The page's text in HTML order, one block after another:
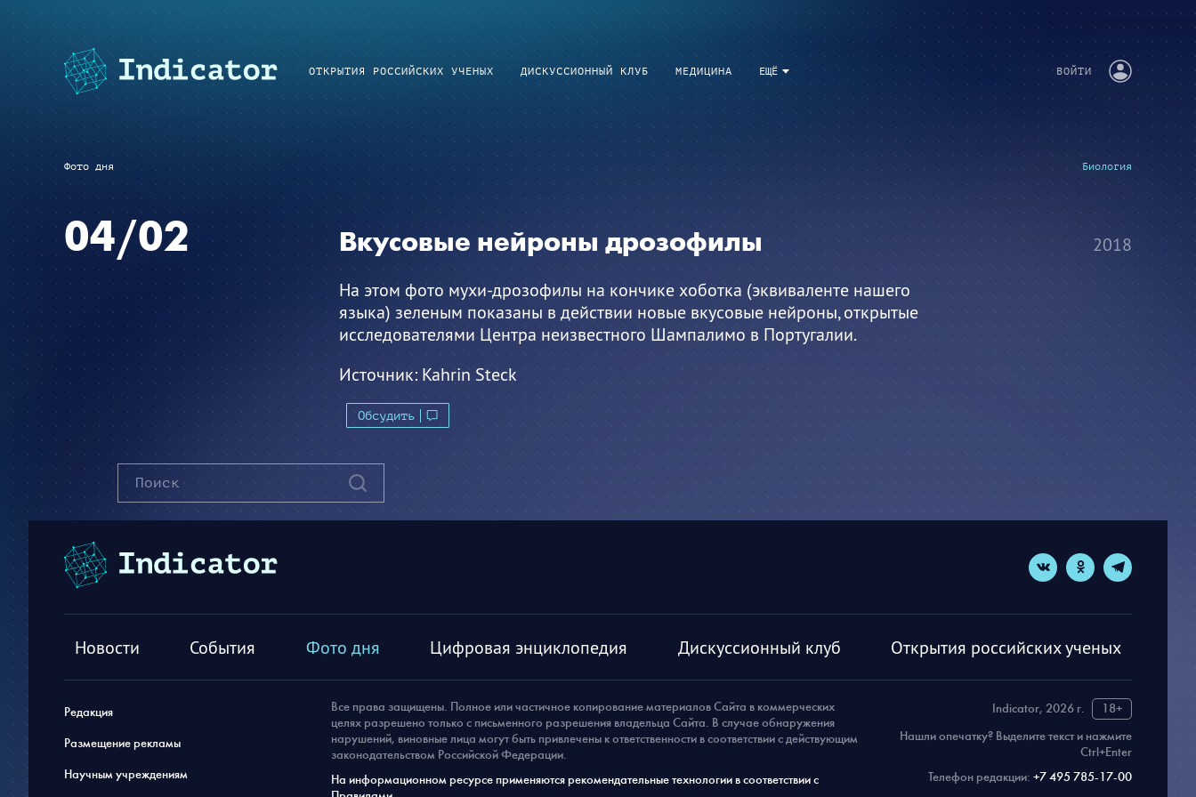
ЕЩЁ
ОТКРЫТИЯ РОССИЙСКИХ УЧЕНЫХ ДИСКУССИОННЫЙ КЛУБ МЕДИЦИНА ВОЙТИ
Фото дня Биология
04/02 Вкусовые нейроны дрозофилы
На этом фото мухи-дрозофилы на кончике хоботка (эквиваленте нашего
языка) зеленым показаны в действии новые вкусовые нейроны, открытые
исследователями Центра неизвестного Шампалимо в Португалии.
Источник: Kahrin Steck
Обсудить
2018
Новости События Фото дня Цифровая энциклопедия Дискуссионный клуб Открытия российских ученых
Редакция
Размещение рекламы
Научным учреждениям
Indicator, 2026 г.
18+
Нашли опечатку? Выделите текст и нажмите
Ctrl+Enter
Телефон редакции: +7 495 785-17-00
Все права защищены. Полное или частичное копирование материалов Сайта в коммерческих
целях разрешено только с письменного разрешения владельца Сайта. В случае обнаружения
нарушений, виновные лица могут быть привлечены к ответственности в соответствии с действующим
законодательством Российской Федерации.
На информационном ресурсе применяются рекомендательные технологии в соответствии с